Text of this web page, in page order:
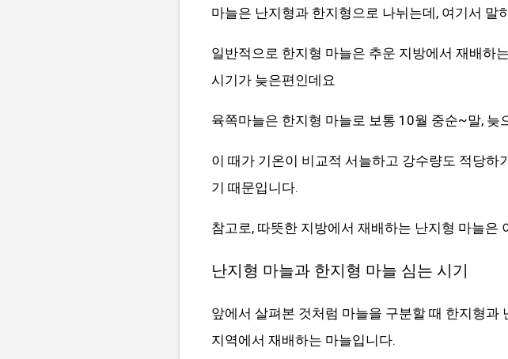
마늘은 난지형과 한지형으로 나뉘는데, 여기서 말
일반적으로 한지형 마늘은 추운 지방에서 재배하
시기가 늦은편인데요
육쪽마늘은 한지형 마늘로 보통 10월 중순~말,
이 때가 기온이 비교적 서늘하고 강수량도 적당
기 때문입니다.
참고로, 따뜻한 지방에서 재배하는 난지형 마늘은
난지형 마늘과 한지형 마늘 심는 시기
앞에서 살펴본 것처럼 마늘을 구분할 때 한지형과
지역에서 재배하는 마늘입니다.